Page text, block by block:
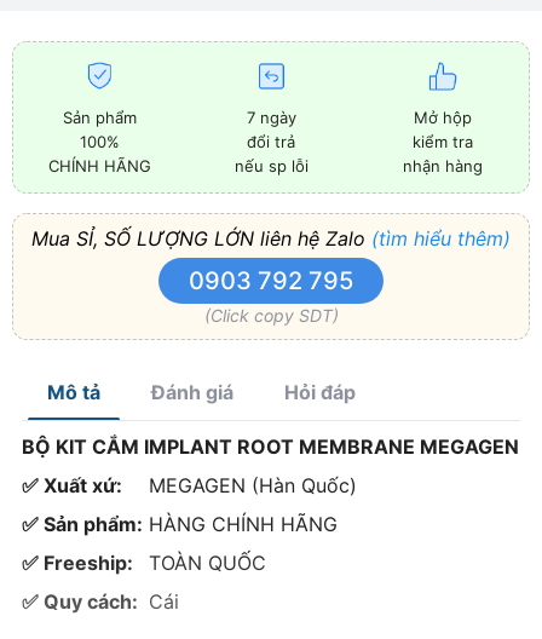
Sản phẩm
100%
CHÍNH HÃNG
7 ngày
đổi trả
nếu sp lỗi
Mở hộp
kiểm tra
nhận hàng
Mua SỈ, SỐ LƯỢNG LỚN liên hệ Zalo (tìm hiểu thêm)
0903 792 795
(Click copy SDT)
Mô tả Đánh giá Hỏi đáp
BỘ KIT CẮM IMPLANT ROOT MEMBRANE MEGAGEN
✅ Xuất xứ:
MEGAGEN (Hàn Quốc)
✅ Sản phẩm: HÀNG CHÍNH HÃNG
✅ Freeship:
TOÀN QUỐC
✅ Quy cách: Cái